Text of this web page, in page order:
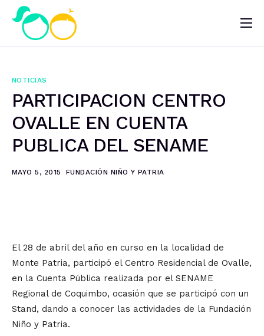
Nosotros
Noticias
¿Quieres ayudar?
NOTICIAS
PARTICIPACION CENTRO
OVALLE EN CUENTA
PUBLICA DEL SENAME
MAYO 5, 2015 FUNDACIÓN NIÑO Y PATRIA
El 28 de abril del año en curso en la localidad de
Monte Patria, participó el Centro Residencial de Ovalle,
en la Cuenta Pública realizada por el SENAME
Regional de Coquimbo, ocasión que se participó con un
Stand, dando a conocer las actividades de la Fundación
Niño y Patria.